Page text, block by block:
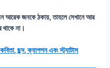
আরেক জনকে ঠকায়, তাহলে সেখানে আর
থাকে না।
ছন্দ, ক্যাপশন এবং স্ট্যাটাস